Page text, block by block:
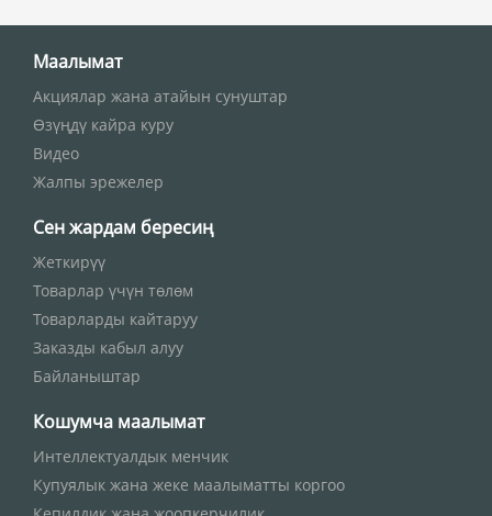
Маалымат
Акциялар жана атайын сунуштар
Өзүңдү кайра куру
Видео
Жалпы эрежелер
Сен жардам бересиң
Жеткирүү
Товарлар үчүн төлөм
Товарларды кайтаруу
Заказды кабыл алуу
Байланыштар
Кошумча маалымат
Интеллектуалдык менчик
Купуялык жана жеке маалыматты коргоо